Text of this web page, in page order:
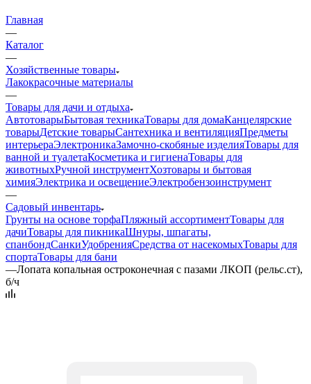
Главная
—
Каталог
—
Хозяйственные товары
Лакокрасочные материалы
—
Товары для дачи и отдыха
АвтотоварыБытовая техникаТовары для домаКанцелярские
товарыДетские товарыСантехника и вентиляцияПредметы
интерьераЭлектроникаЗамочно-скобяные изделияТовары для
ванной и туалетаКосметика и гигиенаТовары для
животныхРучной инструментХозтовары и бытовая
химияЭлектрика и освещениеЭлектробензоинструмент
—
Садовый инвентарь
Грунты на основе торфаПляжный ассортиментТовары для
дачиТовары для пикникаШнуры, шпагаты,
спанбондСанкиУдобренияСредства от насекомыхТовары для
спортаТовары для бани
—Лопата копальная остроконечная с пазами ЛКОП (рельс.ст),
б/ч